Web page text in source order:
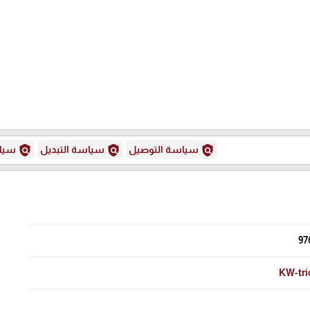
policy سياسة التوصيل policy سياسة التبديل policy
KW-